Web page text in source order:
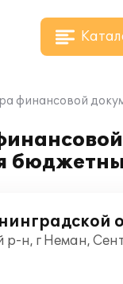
финансовой
н, г Неман,